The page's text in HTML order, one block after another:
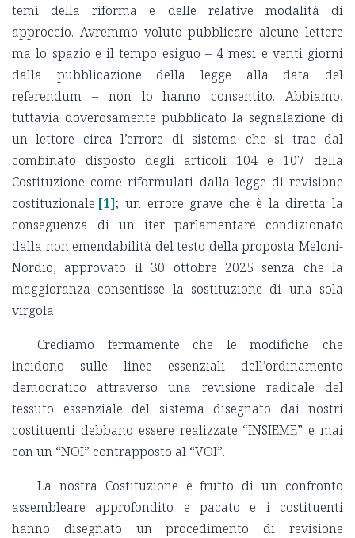
temi della riforma e delle relative modalità di
approccio. Avremmo voluto pubblicare alcune lettere
ma lo spazio e il tempo esiguo – 4 mesi e venti giorni
dalla pubblicazione della legge alla data del
referendum – non lo hanno consentito. Abbiamo,
tuttavia doverosamente pubblicato la segnalazione di
un lettore circa l’errore di sistema che si trae dal
combinato disposto degli articoli 104 e 107 della
Costituzione come riformulati dalla legge di revisione
costituzionale [1]; un errore grave che è la diretta la
conseguenza di un iter parlamentare condizionato
dalla non emendabilità del testo della proposta Meloni-
Nordio, approvato il 30 ottobre 2025 senza che la
maggioranza consentisse la sostituzione di una sola
virgola.
Crediamo fermamente che le modifiche che
incidono sulle linee essenziali dell’ordinamento
democratico attraverso una revisione radicale del
tessuto essenziale del sistema disegnato dai nostri
costituenti debbano essere realizzate “INSIEME” e mai
con un “NOI” contrapposto al “VOI”.
La nostra Costituzione è frutto di un confronto
assembleare approfondito e pacato e i costituenti
hanno disegnato un procedimento di revisione